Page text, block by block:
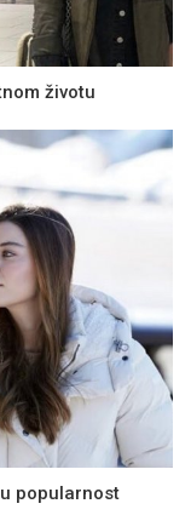
životu
popularnost